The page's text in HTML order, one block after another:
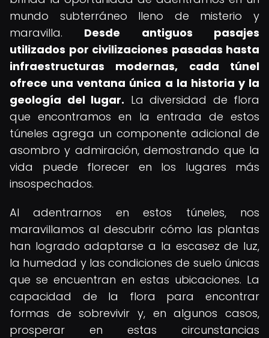
mundo subterráneo lleno de misterio y
maravilla. Desde antiguos pasajes
utilizados por civilizaciones pasadas hasta
infraestructuras modernas, cada túnel
ofrece una ventana única a la historia y la
geología del lugar. La diversidad de flora
que encontramos en la entrada de estos
túneles agrega un componente adicional de
asombro y admiración, demostrando que la
vida puede florecer en los lugares más
insospechados.
Al adentrarnos en estos túneles, nos
maravillamos al descubrir cómo las plantas
han logrado adaptarse a la escasez de luz,
la humedad y las condiciones de suelo únicas
que se encuentran en estas ubicaciones. La
capacidad de la flora para encontrar
formas de sobrevivir y, en algunos casos,
prosperar en estas circunstancias